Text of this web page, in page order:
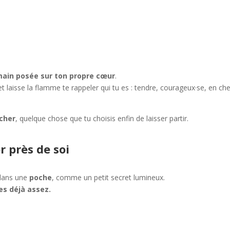
posée sur ton propre cœur.
laisse la flamme te rappeler qui tu es : tendre, courageux·se, en
, quelque chose que tu choisis enfin de laisser partir.
près de soi
une poche, comme un petit secret lumineux.
déjà assez.